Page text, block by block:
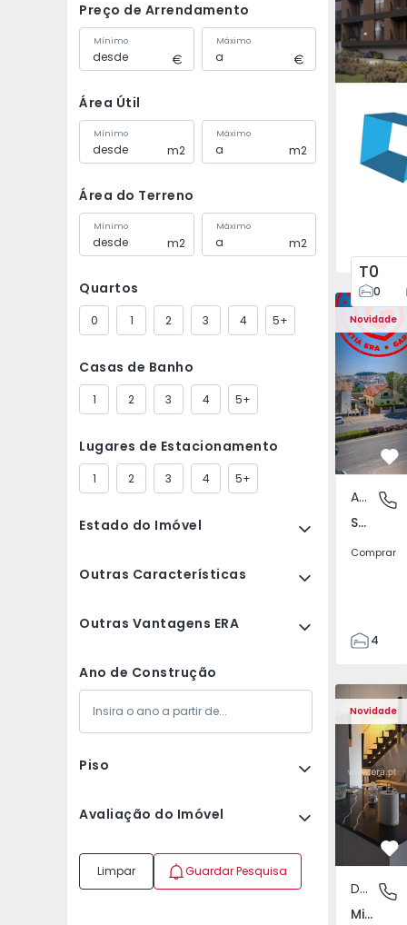
Preço de Arrendamento
Mínimo Máximo
Área Útil
Mínimo
m2
Máximo
m2
Área do Terreno
Mínimo
m2
Máximo
m2
Quartos
0 1 2 3 4 5+
Casas de Banho
1 2 3 4 5+
Lugares de Estacionamento
1 2 3 4 5+
Estado do Imóvel
Outras Características
Outras Vantagens ERA
Ano de Construção
Piso
Avaliação do Imóvel
Limpar Guardar Pesquisa
Caíde
T0
0
Novidade
Apartamento T4
Sá
Apartamento
Sá Carneiro, Bragança
Comprar
4
2
Novidade
Duplex T3 Mirandela
Duplex T3
Duplex
Mirandela, Bragança